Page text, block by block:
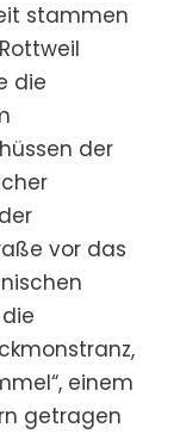
stammen
die
der
vor das
einem
getragen